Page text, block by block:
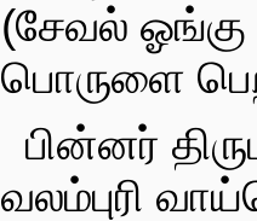
(சேவல்
பொருளை
பின்னர்
வலம்புரி